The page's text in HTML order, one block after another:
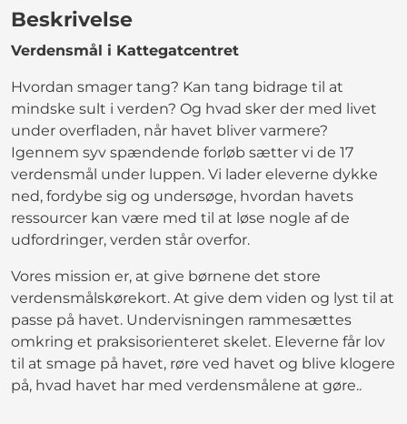
Beskrivelse
Verdensmål i Kattegatcentret
Hvordan smager tang? Kan tang bidrage til at
mindske sult i verden? Og hvad sker der med livet
under overfladen, når havet bliver varmere?
Igennem syv spændende forløb sætter vi de 17
verdensmål under luppen. Vi lader eleverne dykke
ned, fordybe sig og undersøge, hvordan havets
ressourcer kan være med til at løse nogle af de
udfordringer, verden står overfor.
Vores mission er, at give børnene det store
verdensmålskørekort. At give dem viden og lyst til at
passe på havet. Undervisningen rammesættes
omkring et praksisorienteret skelet. Eleverne får lov
til at smage på havet, røre ved havet og blive klogere
på, hvad havet har med verdensmålene at gøre..